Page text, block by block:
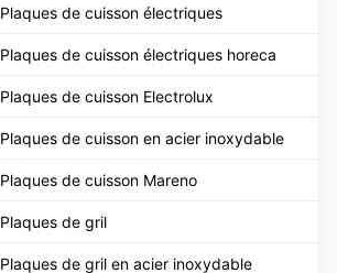
Plaques de cuisson électriques
Plaques de cuisson électriques horeca
Plaques de cuisson Electrolux
Plaques de cuisson en acier inoxydable
Plaques de cuisson Mareno
Plaques de gril
Plaques de gril en acier inoxydable